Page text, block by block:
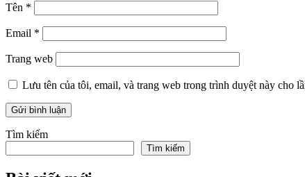
Tên *
Email *
Trang web
Lưu tên của tôi, email, và trang web trong trình duyệt này cho
Tìm kiếm
Tìm kiếm